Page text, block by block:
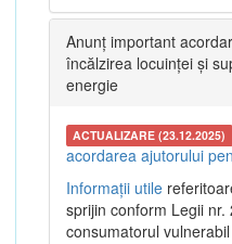
Anunț important
încălzirea locuinței și
energie
ACTUALIZARE (23.12.2025)
acordarea ajutorului
Informații utile
sprijin conform Legii nr.
consumatorul vulnerabil